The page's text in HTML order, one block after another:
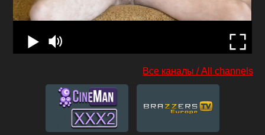
Все каналы / All channels